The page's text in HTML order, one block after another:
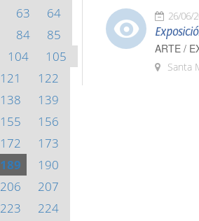
63
64
84
85
104
105
121
122
138
139
155
156
172
173
189
190
206
207
223
224
26/06/
ARTE /
Santa